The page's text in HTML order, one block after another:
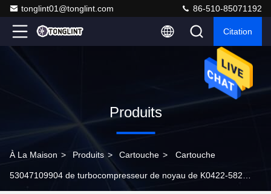
tonglint01@tonglint.com 86-510-85071192
Citation
Produits
À La Maison > Produits > Cartouche > Cartouche
53047109904 de turbocompresseur de noyau de K0422-582